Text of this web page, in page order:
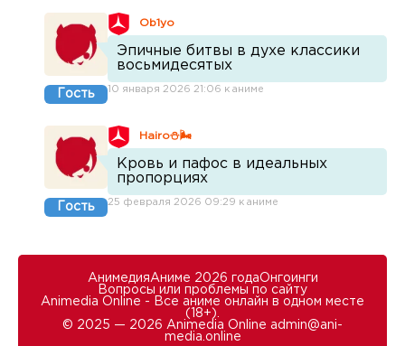
Гость
Ob1yo
Эпичные битвы в духе классики
восьмидесятых
10 января 2026 21:06 к аниме
Гость
Hairo⛄🌬
Кровь и пафос в идеальных
пропорциях
25 февраля 2026 09:29 к аниме
АнимедияАниме 2026 годаОнгоинги
Вопросы или проблемы по сайту
Animedia Online - Все аниме онлайн в одном месте
(18+).
© 2025 — 2026 Animedia Online admin@ani-
media.online